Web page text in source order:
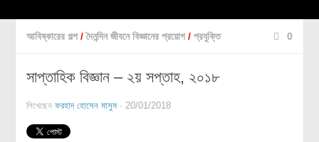
জীববিজ্ঞান
প্রাণীবিজ্ঞান
বিবর্তন
মানবদেহ
আবিষ্কারের গল্প / দৈনন্দিন জীবনে বিজ্ঞানের প্রয়োগ / প্রযুক্তি 0
সাপ্তাহিক বিজ্ঞান – ২য় সপ্তাহ, ২০১৮
লিখেছেনফরহাদ হোসেন মাসুম · 20/01/2018